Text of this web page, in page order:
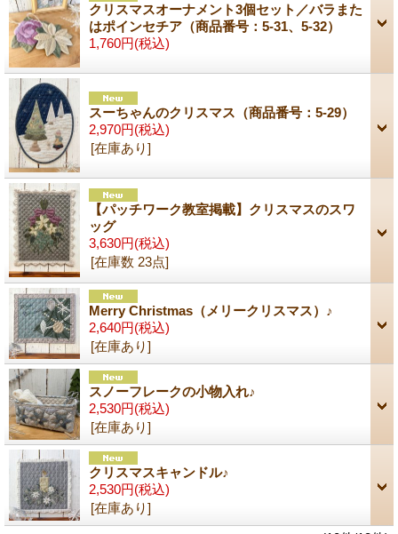
クリスマスオーナメント3個セット／バラまた
はポインセチア（商品番号：5-31、5-32）
1,760円(税込)
スーちゃんのクリスマス（商品番号：5-29）
2,970円(税込)
[在庫あり]
【パッチワーク教室掲載】クリスマスのスワ
ッグ
3,630円(税込)
[在庫数 23点]
Merry Christmas（メリークリスマス）♪
2,640円(税込)
[在庫あり]
スノーフレークの小物入れ♪
2,530円(税込)
[在庫あり]
クリスマスキャンドル♪
2,530円(税込)
[在庫あり]